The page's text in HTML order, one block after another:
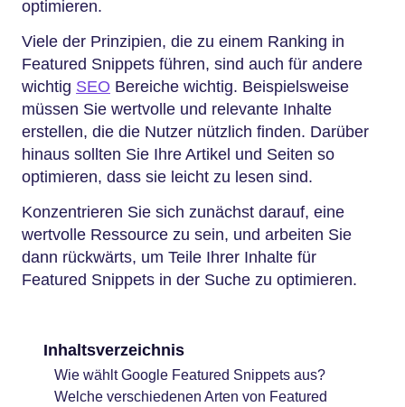
optimieren.
Viele der Prinzipien, die zu einem Ranking in
Featured Snippets führen, sind auch für andere
wichtig SEO Bereiche wichtig. Beispielsweise
müssen Sie wertvolle und relevante Inhalte
erstellen, die die Nutzer nützlich finden. Darüber
hinaus sollten Sie Ihre Artikel und Seiten so
optimieren, dass sie leicht zu lesen sind.
Konzentrieren Sie sich zunächst darauf, eine
wertvolle Ressource zu sein, und arbeiten Sie
dann rückwärts, um Teile Ihrer Inhalte für
Featured Snippets in der Suche zu optimieren.
Inhaltsverzeichnis
Wie wählt Google Featured Snippets aus?
Welche verschiedenen Arten von Featured